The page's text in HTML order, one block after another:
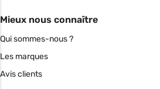
Mieux nous connaître
Qui sommes-nous ?
Les marques
Avis clients